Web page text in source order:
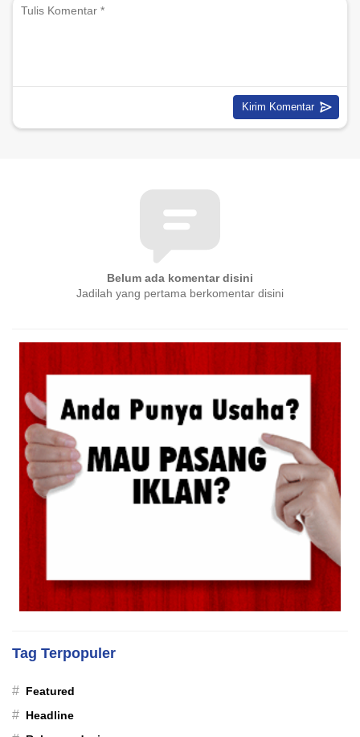
Belum ada komentar disini
Jadilah yang pertama berkomentar disini
Tag Terpopuler
# Featured
# Headline